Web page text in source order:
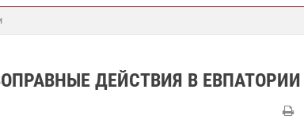
ДЕЙСТВИЯ В ЕВПАТОРИИ